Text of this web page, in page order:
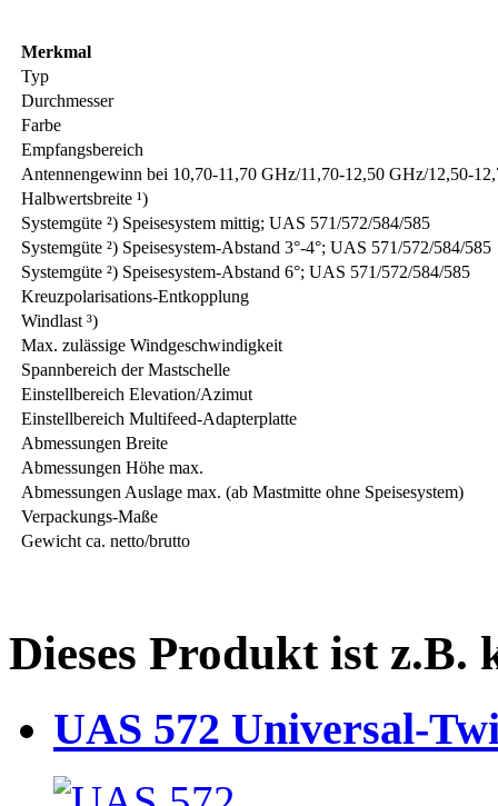
Merkmal
Typ
Durchmesser
Farbe
Empfangsbereich
Antennengewinn bei 10,70-11,70 GHz/11,70-12,50 GHz/12,50-
Halbwertsbreite ¹)
Systemgüte ²) Speisesystem mittig; UAS 571/572/584/585
Systemgüte ²) Speisesystem-Abstand 3°-4°; UAS 571/572/584/585
Systemgüte ²) Speisesystem-Abstand 6°; UAS 571/572/584/585
Kreuzpolarisations-Entkopplung
Windlast ³)
Max. zulässige Windgeschwindigkeit
Spannbereich der Mastschelle
Einstellbereich Elevation/Azimut
Einstellbereich Multifeed-Adapterplatte
Abmessungen Breite
Abmessungen Höhe max.
Abmessungen Auslage max. (ab Mastmitte ohne Speisesystem)
Verpackungs-Maße
Gewicht ca. netto/brutto
Dieses Produkt ist z.B.
UAS 572 Universal-